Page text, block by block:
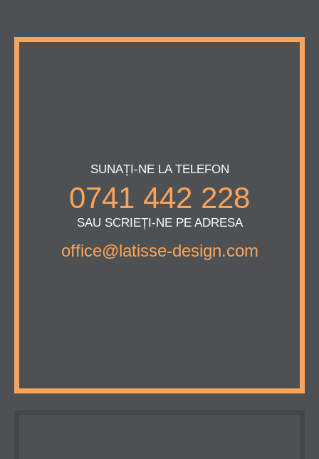
SUNAȚI-NE LA TELEFON
0741 442 228
SAU SCRIEȚI-NE PE ADRESA
office@latisse-design.com